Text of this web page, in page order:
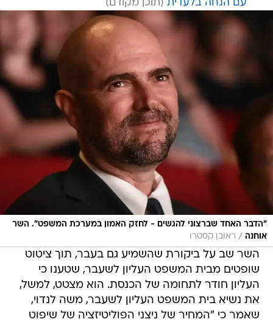
עם הנחה בלעדית
"הדבר האחד שברצוני להגשים - לחזק האמון במערכת המשפט". השר
אוחנה / ראובן קסטרו
השר שב על ביקורת שהשמיע גם בעבר, תוך ציטוט
שופטים מבית המשפט העליון לשעבר, שטענו כי
העליון חודר לתחומה של הכנסת. הוא מצטט, למשל,
את נשיא בית המשפט העליון לשעבר, משה לנדוי,
שאמר כי "המחיר של ניצני הפוליטיזציה של שיפוט